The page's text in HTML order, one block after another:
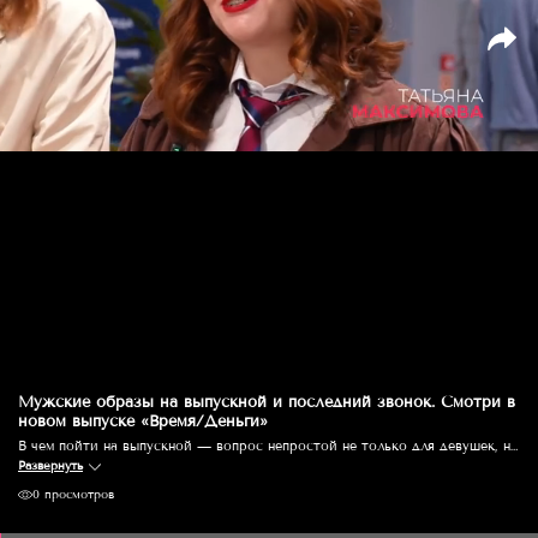
Мужские образы на выпускной и последний звонок. Смотри в
новом выпуске «Время/Деньги»
В чем пойти на выпускной — вопрос непростой не только для девушек, но и для парней. В новом выпуске шоу «Время/деньги» Татьяна Максимова, главный редактор журнала VOICE Shopping, и Владимир Макаров, директор моды журнала Men Today, собирают образы на последний звонок и выпускной папу и сына в Доме мужской моды HENDERSON. Смотри, как составить не банальные сочетания, оставаясь в рамках дресс-кода и что надо надеть, чтобы собрать миллион лайков от сверстников. Это не просто подбор одежды — это мастер-класс по мужскому стилю для всех возрастов. Чьи образы окажутся смелее? Кто победит в модной дуэли? Реклама ООО «ТАМИ И КО» erid: 2W5zFG2C1NR
Развернуть
0 просмотров